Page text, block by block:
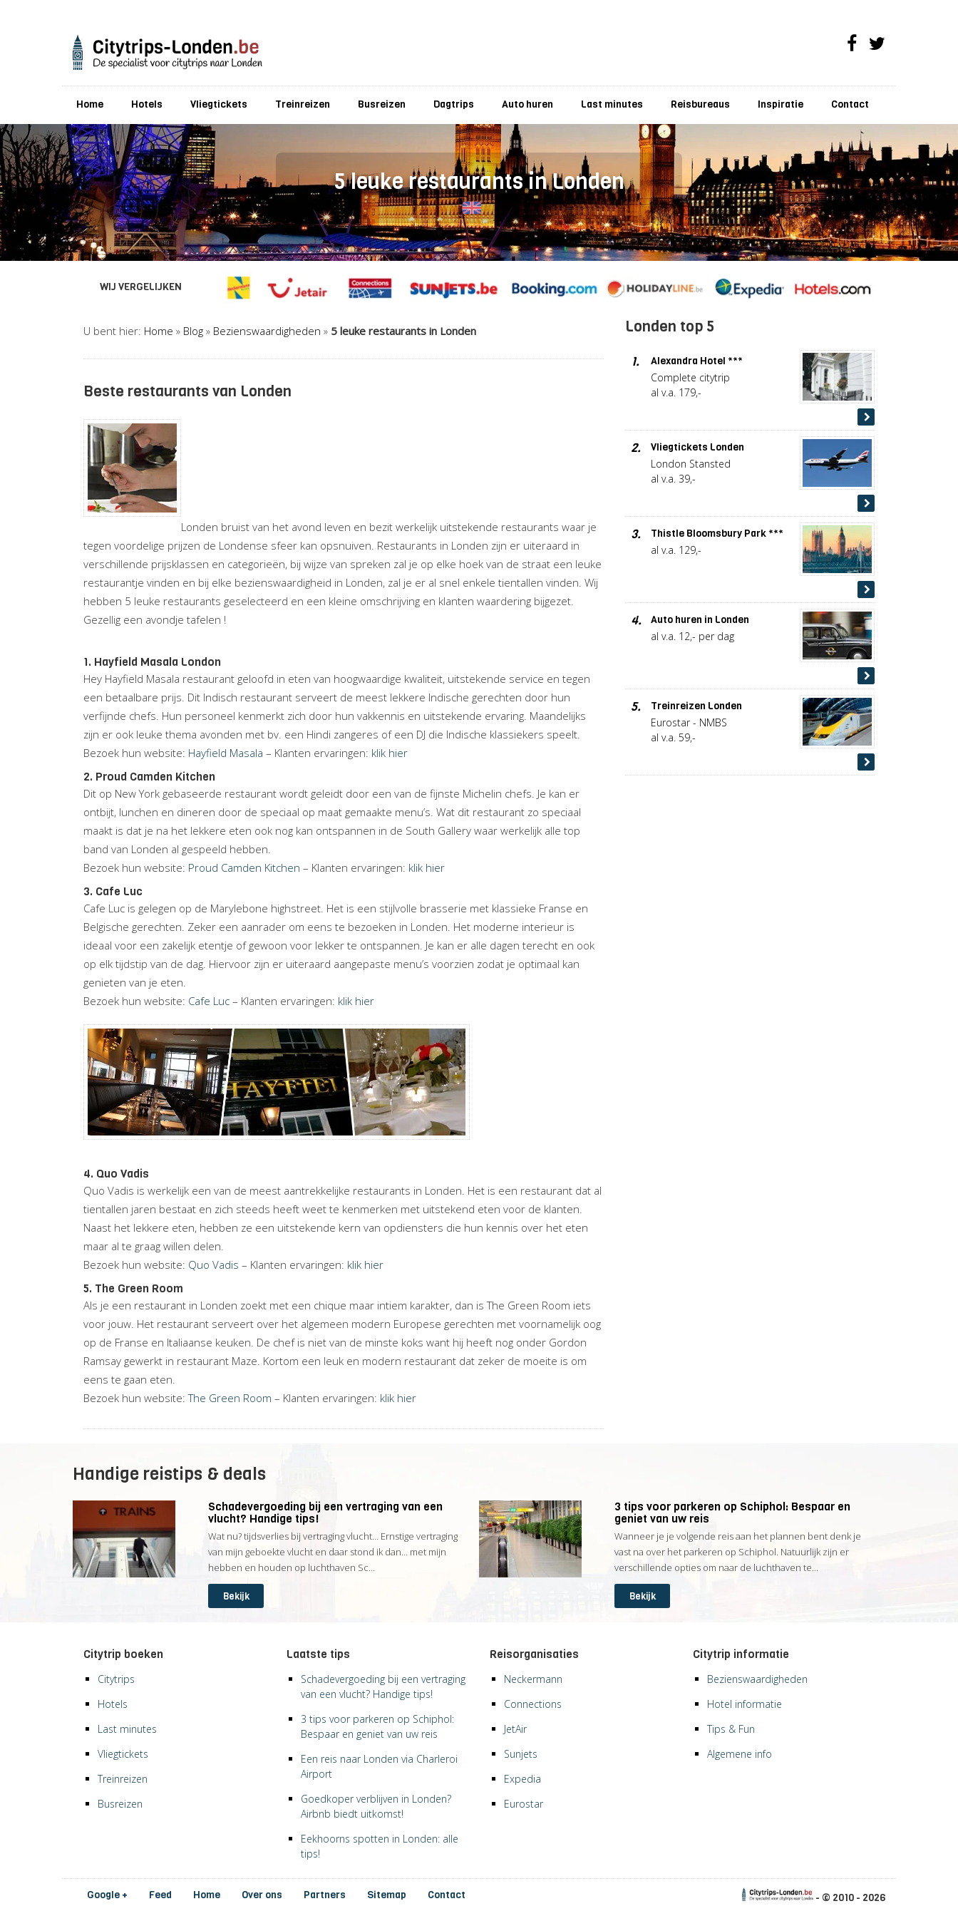
Home Hotels Vliegtickets Treinreizen Busreizen Dagtrips Auto huren Last minutes Reisbureaus Inspiratie Contact
5 leuke restaurants in Londen
WIJ VERGELIJKEN
U bent hier: Home » Blog » Bezienswaardigheden » 5 leuke restaurants in Londen
Beste restaurants van Londen
Londen bruist van het avond leven en bezit werkelijk uitstekende restaurants waar je
tegen voordelige prijzen de Londense sfeer kan opsnuiven. Restaurants in Londen zijn er uiteraard in
verschillende prijsklassen en categorieën, bij wijze van spreken zal je op elke hoek van de straat een leuke
restaurantje vinden en bij elke bezienswaardigheid in Londen, zal je er al snel enkele tientallen vinden. Wij
hebben 5 leuke restaurants geselecteerd en een kleine omschrijving en klanten waardering bijgezet.
Gezellig een avondje tafelen !
1. Hayfield Masala London
Hey Hayfield Masala restaurant geloofd in eten van hoogwaardige kwaliteit, uitstekende service en tegen
een betaalbare prijs. Dit Indisch restaurant serveert de meest lekkere Indische gerechten door hun
verfijnde chefs. Hun personeel kenmerkt zich door hun vakkennis en uitstekende ervaring. Maandelijks
zijn er ook leuke thema avonden met bv. een Hindi zangeres of een DJ die Indische klassiekers speelt.
Bezoek hun website: Hayfield Masala – Klanten ervaringen: klik hier
2. Proud Camden Kitchen
Dit op New York gebaseerde restaurant wordt geleidt door een van de fijnste Michelin chefs. Je kan er
ontbijt, lunchen en dineren door de speciaal op maat gemaakte menu’s. Wat dit restaurant zo speciaal
maakt is dat je na het lekkere eten ook nog kan ontspannen in de South Gallery waar werkelijk alle top
band van Londen al gespeeld hebben.
Bezoek hun website: Proud Camden Kitchen – Klanten ervaringen: klik hier
3. Cafe Luc
Cafe Luc is gelegen op de Marylebone highstreet. Het is een stijlvolle brasserie met klassieke Franse en
Belgische gerechten. Zeker een aanrader om eens te bezoeken in Londen. Het moderne interieur is
ideaal voor een zakelijk etentje of gewoon voor lekker te ontspannen. Je kan er alle dagen terecht en ook
op elk tijdstip van de dag. Hiervoor zijn er uiteraard aangepaste menu’s voorzien zodat je optimaal kan
genieten van je eten.
Bezoek hun website: Cafe Luc – Klanten ervaringen: klik hier
4. Quo Vadis
Quo Vadis is werkelijk een van de meest aantrekkelijke restaurants in Londen. Het is een restaurant dat al
tientallen jaren bestaat en zich steeds heeft weet te kenmerken met uitstekend eten voor de klanten.
Naast het lekkere eten, hebben ze een uitstekende kern van opdiensters die hun kennis over het eten
maar al te graag willen delen.
Bezoek hun website: Quo Vadis – Klanten ervaringen: klik hier
5. The Green Room
Als je een restaurant in Londen zoekt met een chique maar intiem karakter, dan is The Green Room iets
voor jouw. Het restaurant serveert over het algemeen modern Europese gerechten met voornamelijk oog
op de Franse en Italiaanse keuken. De chef is niet van de minste koks want hij heeft nog onder Gordon
Ramsay gewerkt in restaurant Maze. Kortom een leuk en modern restaurant dat zeker de moeite is om
eens te gaan eten.
Bezoek hun website:The Green Room – Klanten ervaringen: klik hier
Londen top 5
1.
Alexandra Hotel ***
Complete citytrip
al v.a. 179,-
2.
Vliegtickets Londen
London Stansted
al v.a. 39,-
3.
Thistle Bloomsbury Park ***
al v.a. 129,-
4.
Auto huren in Londen
al v.a. 12,- per dag
5.
Treinreizen Londen
Eurostar - NMBS
al v.a. 59,-
Handige reistips & deals
Schadevergoeding bij een vertraging van een
vlucht? Handige tips!
Wat nu? tijdsverlies bij vertraging vlucht… Ernstige vertraging
van mijn geboekte vlucht en daar stond ik dan… met mijn
hebben en houden op luchthaven Sc...
Bekijk
3 tips voor parkeren op Schiphol: Bespaar en
geniet van uw reis
Wanneer je je volgende reis aan het plannen bent denk je
vast na over het parkeren op Schiphol. Natuurlijk zijn er
verschillende opties om naar de luchthaven te...
Bekijk
Citytrip boeken
Citytrips
Hotels
Last minutes
Vliegtickets
Treinreizen
Busreizen
Laatste tips
Schadevergoeding bij een vertraging
van een vlucht? Handige tips!
3 tips voor parkeren op Schiphol:
Bespaar en geniet van uw reis
Een reis naar Londen via Charleroi
Airport
Goedkoper verblijven in Londen?
Airbnb biedt uitkomst!
Eekhoorns spotten in Londen: alle
tips!
Reisorganisaties
Neckermann
Connections
JetAir
Sunjets
Expedia
Eurostar
Citytrip informatie
Bezienswaardigheden
Hotel informatie
Tips & Fun
Algemene info
Google + Feed Home Over ons Partners Sitemap Contact - © 2010 - 2026